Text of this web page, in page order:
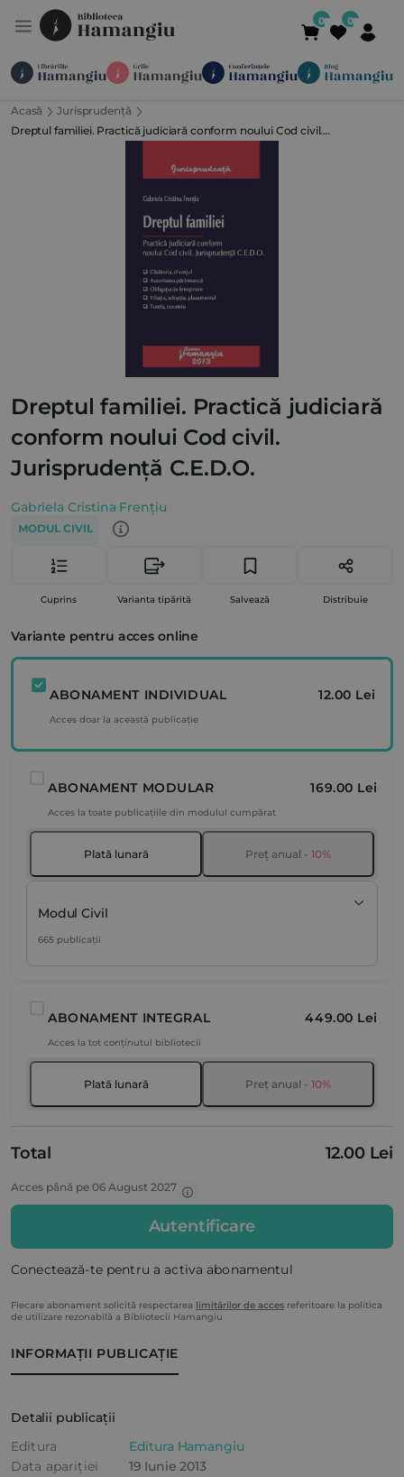
Module Publicații
Suport Newsletter 021 336 01 25
Acasă
Jurisprudență
Dreptul familiei. Practică judiciară conform noului Cod civil.
Dreptul familiei. Practică judiciară
conform noului Cod civil.
Jurisprudență C.E.D.O.
Gabriela Cristina Frențiu
MODUL CIVIL
Cuprins Varianta tipărită Salvează Distribuie
INFORMAȚII PUBLICAȚIE
Detalii publicații
Editura
Editura Hamangiu
Data apariției
19 Iunie 2013
Variante pentru acces online
ABONAMENT INDIVIDUAL 12.00 Lei
Acces doar la această publicație
ABONAMENT MODULAR 169.00 Lei
Acces la toate publicațiile din modulul cumpărat
Plată lunară Preț anual - 10%
Modul Civil
665 publicații
ABONAMENT INTEGRAL 449.00 Lei
Acces la tot conținutul bibliotecii
Plată lunară Preț anual - 10%
Total 12.00 Lei
Acces până pe 06 August 2027
Autentificare
Conectează-te pentru a activa abonamentul
Fiecare abonament solicită respectarea limitărilor de acces referitoare la politica
de utilizare rezonabilă a Bibliotecii Hamangiu